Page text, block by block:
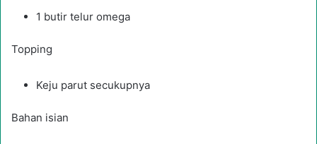
1 butir telur omega
Topping
Keju parut secukupnya
Bahan isian